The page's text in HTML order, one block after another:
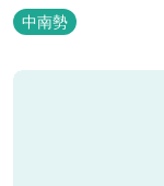
ただけます。 無料サービス ・３０種類以上の和洋朝食ビュッフェ
（6:30～9:30） ・ア
（18:00～20:00）
中南勢